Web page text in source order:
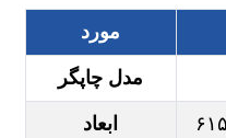
مورد
مدل چاپگر
ابعاد
۶۱۵ میلی‌متر × ۶۵۵ میلی‌متر ×